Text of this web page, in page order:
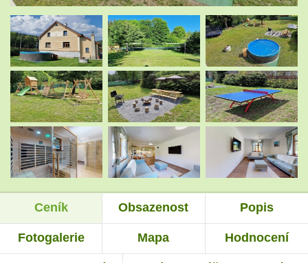
Ceník Obsazenost Popis
Fotogalerie Mapa Hodnocení